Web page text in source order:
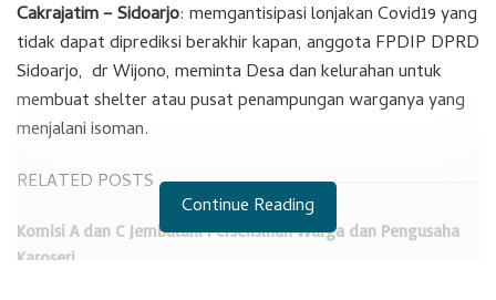
Cakrajatim – Sidoarjo: memgantisipasi lonjakan Covid19 yang
tidak dapat diprediksi berakhir kapan, anggota FPDIP DPRD
Sidoarjo, dr Wijono, meminta Desa dan kelurahan untuk
membuat shelter atau pusat penampungan warganya yang
menjalani isoman.
RELATED POSTS
Komisi A dan C Jembatani Perselisihan Warga dan Pengusaha
Karoseri
Continue Reading